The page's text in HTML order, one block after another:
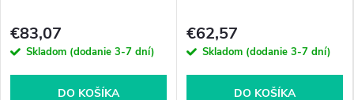
€83,07
Skladom (dodanie 3-7 dní)
DO KOŠÍKA
€62,57
Skladom (dodanie 3-7 dní)
DO KOŠÍKA